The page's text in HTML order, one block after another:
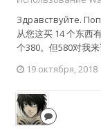
Здравствуйте.
从您这买 14 个东西
个380。但580对我
19 октября, 2018